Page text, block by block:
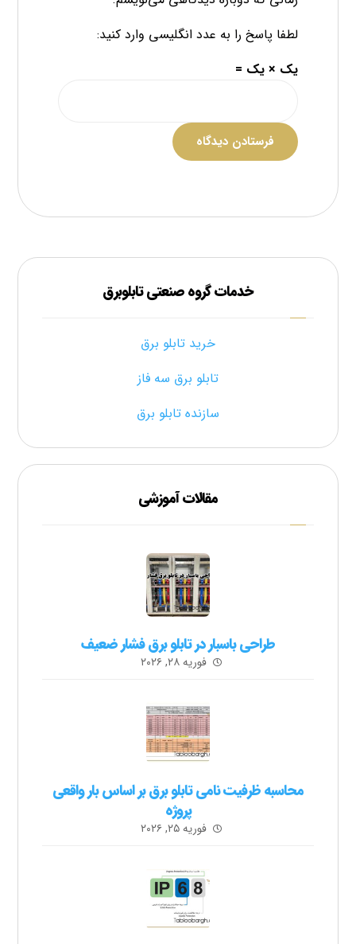
لطفا پاسخ را به عدد انگلیسی وارد کنید:
یک × یک =
فرستادن دیدگاه
خدمات گروه صنعتی تابلوبرق
خرید تابلو برق
تابلو برق سه فاز
سازنده تابلو برق
مقالات آموزشی
طراحی باسبار در تابلو برق فشار ضعیف
فوریه ۲۸, ۲۰۲۶
محاسبه ظرفیت نامی تابلو برق بر اساس بار واقعی
پروژه
فوریه ۲۵, ۲۰۲۶